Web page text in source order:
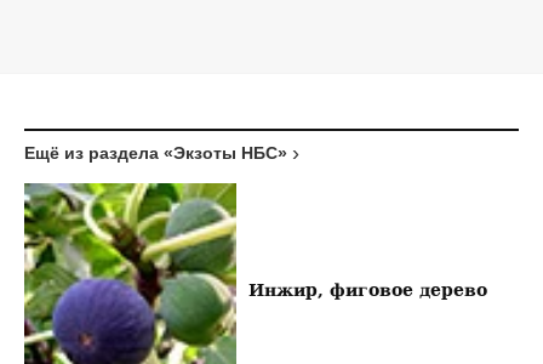
Ещё из раздела «Экзоты НБС»
Инжир, фиговое дерево